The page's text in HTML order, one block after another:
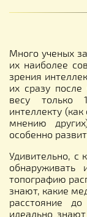
Много ученых
их наиболее
зрения
их сразу
весу только
интеллекту
мнению
особенно
Удивительно, с
обнаруживать
топографию
знают, какие
расстояние
идеально